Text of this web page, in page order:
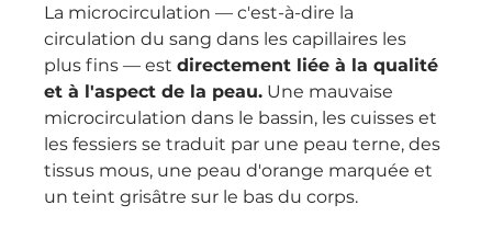
La microcirculation — c'est-à-dire la
circulation du sang dans les capillaires les
plus fins — est directement liée à la qualité
et à l'aspect de la peau. Une mauvaise
microcirculation dans le bassin, les cuisses et
les fessiers se traduit par une peau terne, des
tissus mous, une peau d'orange marquée et
un teint grisâtre sur le bas du corps.